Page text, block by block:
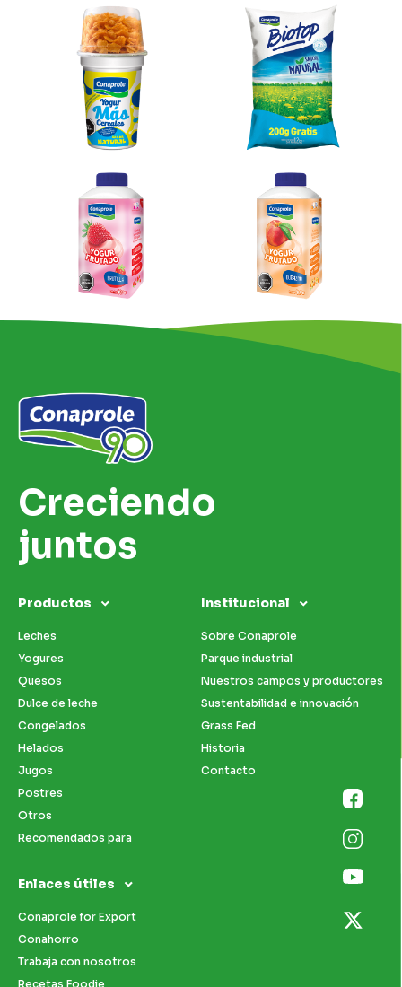
Creciendo
juntos
Productos
Leches
Yogures
Quesos
Dulce de leche
Congelados
Helados
Jugos
Postres
Otros
Recomendados para
Institucional
Sobre Conaprole
Parque industrial
Nuestros campos y productores
Sustentabilidad e innovación
Grass Fed
Historia
Contacto
Enlaces útiles
Conaprole for Export
Conahorro
Trabaja con nosotros
Recetas Foodie